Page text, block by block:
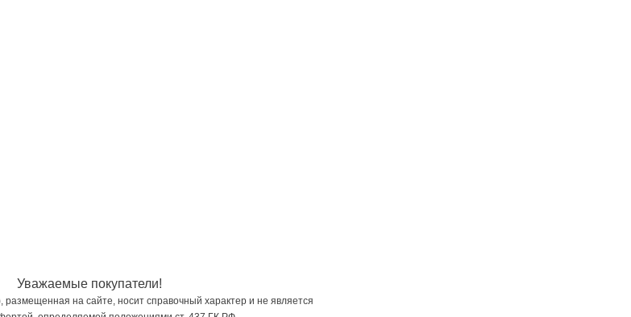
Уважаемые покупатели!
на сайте, носит справочный характер и не является